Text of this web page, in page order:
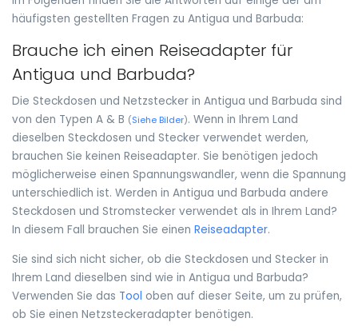
häufigsten gestellten Fragen zu Antigua und Barbuda:
Brauche ich einen Reiseadapter für
Antigua und Barbuda?
Die Steckdosen und Netzstecker in Antigua und Barbuda sind
von den Typen A & B (Siehe Bilder). Wenn in Ihrem Land
dieselben Steckdosen und Stecker verwendet werden,
brauchen Sie keinen Reiseadapter. Sie benötigen jedoch
möglicherweise einen Spannungswandler, wenn die Spannung
unterschiedlich ist. Werden in Antigua und Barbuda andere
Steckdosen und Stromstecker verwendet als in Ihrem Land?
In diesem Fall brauchen Sie einen Reiseadapter.
Sie sind sich nicht sicher, ob die Steckdosen und Stecker in
Ihrem Land dieselben sind wie in Antigua und Barbuda?
Verwenden Sie das Tool oben auf dieser Seite, um zu prüfen,
ob Sie einen Netzsteckeradapter benötigen.